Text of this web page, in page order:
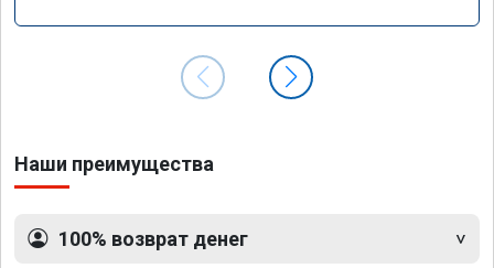
Наши преимущества
100% возврат денег